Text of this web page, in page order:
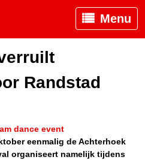
Menu
Randstad
dance event
eenmalig de Achterhoek
organiseert namelijk tijdens